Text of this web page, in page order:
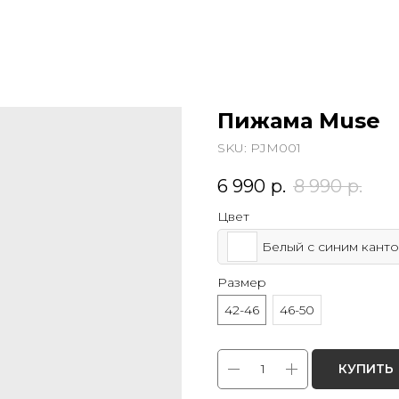
Пижама Muse
SKU: PJM001
6 990 р. 8 990 р.
Цвет
Белый с синим
Размер
42-46
46-50
КУПИТЬ